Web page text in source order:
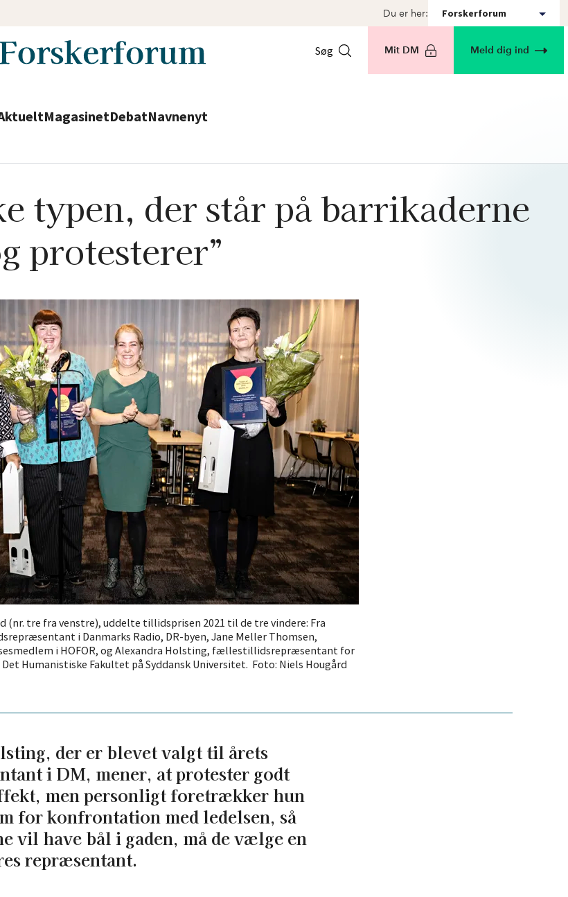
Du er her: Forskerforum
MagasinetDebatNavnenyt
Søg Mit DM Meld dig ind
typen, der står på barrikaderne
protesterer”
(nr. tre fra venstre), uddelte tillidsprisen 2021 til de tre vindere: Fra
i Danmarks Radio, DR-byen, Jane Meller Thomsen,
i HOFOR, og Alexandra Holsting, fællestillidsrepræsentant for
Humanistiske Fakultet på Syddansk Universitet. Foto: Niels Hougård
der er blevet valgt til årets
i DM, mener, at protester godt
men personligt foretrækker hun
for konfrontation med ledelsen, så
vil have bål i gaden, må de vælge en
repræsentant.